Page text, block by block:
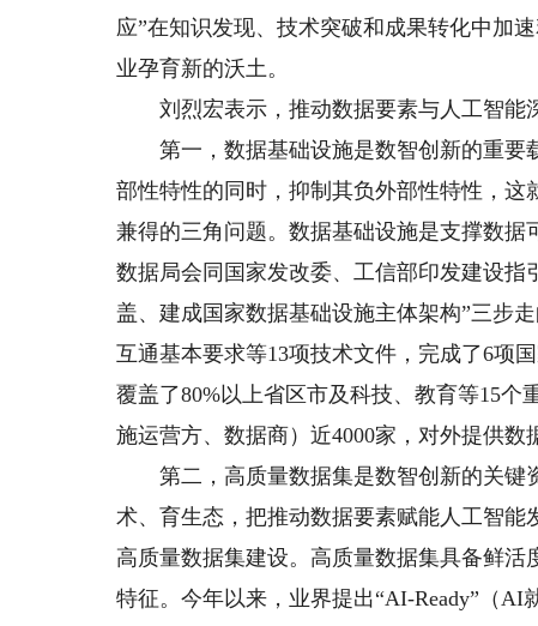
应”在知识发现、技术突破和成果转化中加
业孕育新的沃土。
刘烈宏表示，推动数据要素与人工智能
第一，数据基础设施是数智创新的重要
部性特性的同时，抑制其负外部性特性，这
兼得的三角问题。数据基础设施是支撑数据
数据局会同国家发改委、工信部印发建设
盖、建成国家数据基础设施主体架构”三步
互通基本要求等13项技术文件，完成了6项
覆盖了80%以上省区市及科技、教育等15
施运营方、数据商）近4000家，对外提供数
第二，高质量数据集是数智创新的关键
术、育生态，把推动数据要素赋能人工智
高质量数据集建设。高质量数据集具备鲜
特征。今年以来，业界提出“AI-Ready”（